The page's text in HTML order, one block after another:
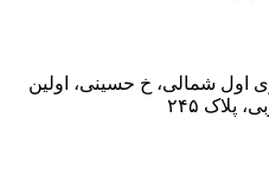
رسالت، بعد ۱۶متری اول شمالی، خ حسینی، اولین
۲۴۵